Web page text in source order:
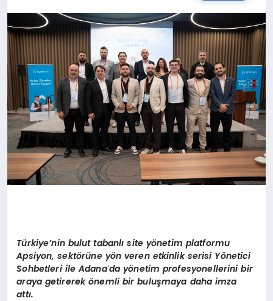
Türkiye’nin bulut tabanlı site yönetim platformu
Apsiyon, sektörüne yön veren etkinlik serisi Yönetici
Sohbetleri ile Adana’da yönetim profesyonellerini bir
araya getirerekönemli bir buluşmaya daha imza
attı.